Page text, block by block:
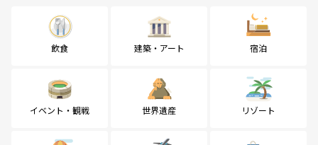
飲食 建築・アート 宿泊
イベント・観戦 世界遺産 リゾート